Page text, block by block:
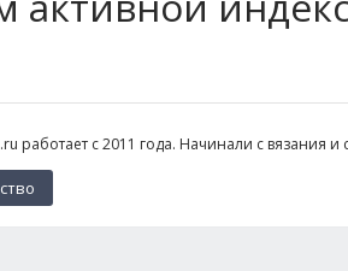
работает с 2011 года. Начинали с вязания